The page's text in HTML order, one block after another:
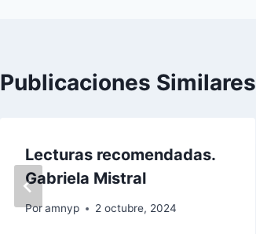
Publicaciones Similares
Lecturas recomendadas.
Gabriela Mistral
Poramnyp 2 octubre, 2024